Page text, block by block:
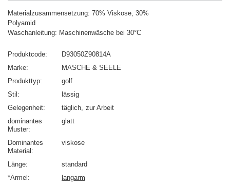
Materialzusammensetzung: 70% Viskose, 30%
Polyamid
Waschanleitung: Maschinenwäsche bei 30°C
Produktcode
D93050Z90814A
Marke
MASCHE & SEELE
Produkttyp
golf
Stil
lässig
Gelegenheit
täglich zur Arbeit
dominantes
Muster
glatt
Dominantes
Material
viskose
Länge
standard
*Ärmel
langarm